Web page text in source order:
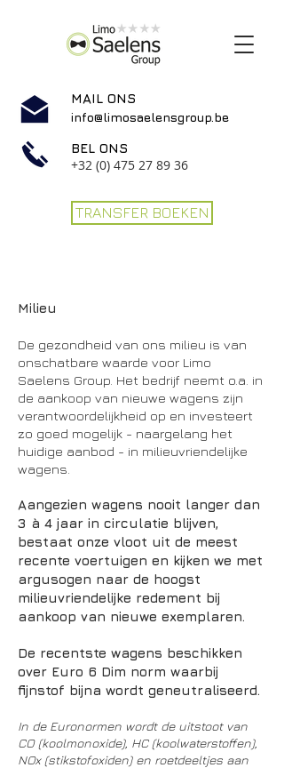
info@limosaelensgroup.be
+32 (0) 475 27 89 36
MAIL ONS
BEL ONS
TRANSFER BOEKEN
Milieu
De gezondheid van ons milieu is van
onschatbare waarde voor Limo
Saelens Group. Het bedrijf neemt o.a. in
de aankoop van nieuwe wagens zijn
verantwoordelijkheid op en investeert
zo goed mogelijk - naargelang het
huidige aanbod - in milieuvriendelijke
wagens.
Aangezien wagens nooit langer dan
3 à 4 jaar in circulatie blijven,
bestaat onze vloot uit de meest
recente voertuigen en kijken we met
argusogen naar de hoogst
milieuvriendelijke redement bij
aankoop van nieuwe exemplaren.
De recentste wagens beschikken
over Euro 6 Dim norm waarbij
fijnstof bijna wordt geneutraliseerd.
In de Euronormen wordt de uitstoot van
CO (koolmonoxide), HC (koolwaterstoffen),
NOx (stikstofoxiden) en roetdeeltjes aan